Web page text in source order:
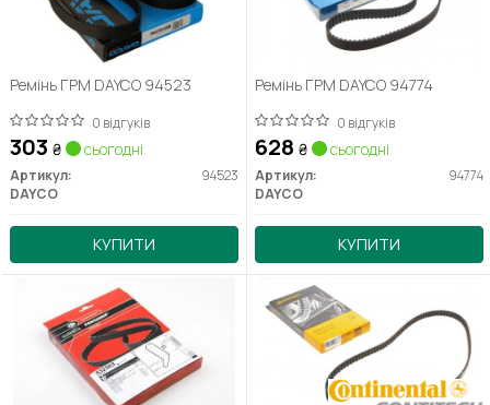
Ремінь ГРМ DAYCO 94523
0 відгуків
303 ₴ сьогодні
Артикул:
94523
DAYCO
КУПИТИ
Ремінь ГРМ DAYCO 94774
0 відгуків
628 ₴ сьогодні
Артикул:
94774
DAYCO
КУПИТИ